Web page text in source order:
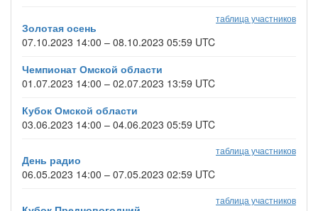
таблица участников
Золотая осень
07.10.2023 14:00 – 08.10.2023 05:59 UTC
Чемпионат Омской области
01.07.2023 14:00 – 02.07.2023 13:59 UTC
Кубок Омской области
03.06.2023 14:00 – 04.06.2023 05:59 UTC
таблица участников
День радио
06.05.2023 14:00 – 07.05.2023 02:59 UTC
таблица участников